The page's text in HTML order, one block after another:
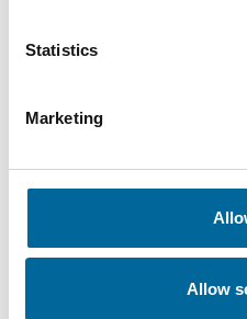
Statistics
Marketing
Allow
Contacta